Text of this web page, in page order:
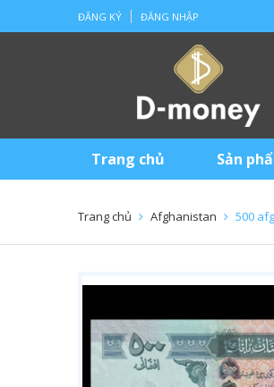
ĐĂNG KÝ ĐĂNG NHẬP
Trang chủ Sản
Trang chủ Afghanistan 500